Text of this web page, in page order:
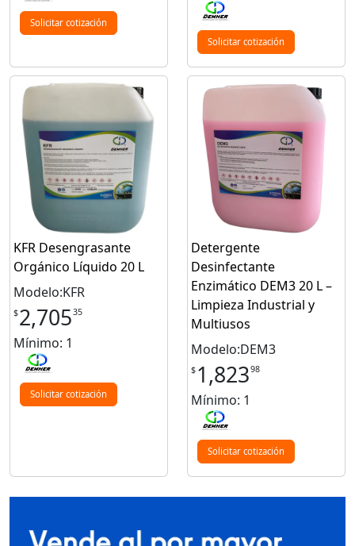
Solicitar cotización
Solicitar cotización
KFR Desengrasante
Orgánico Líquido 20 L
Modelo:KFR
$2,70535
Mínimo: 1
Solicitar cotización
Detergente
Desinfectante
Enzimático DEM3 20 L –
Limpieza Industrial y
Multiusos
Modelo:DEM3
$ 1,82398
Mínimo: 1
Solicitar cotización